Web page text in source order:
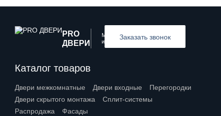
PRO
ДВЕРИ
Межкомнатные
и входные двери
Каталог товаров
Двери межкомнатные Двери входные
Перегородки
Двери скрытого монтажа
Сплит-системы
Распродажа
Фасады
Заказать звонок